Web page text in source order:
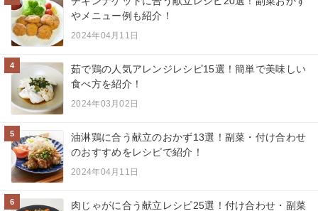
やメニュー例も紹介！
2024年04月11日
4
茹で鶏の人気アレンジレシピ15選！簡単で美味しい
食べ方を紹介！
2024年03月02日
5
油淋鶏に合う献立のおかず13選！副菜・付け合わせ
のおすすめをレシピで紹介！
2024年04月11日
6
肉じゃがに合う献立レシピ25選！付け合わせ・副菜